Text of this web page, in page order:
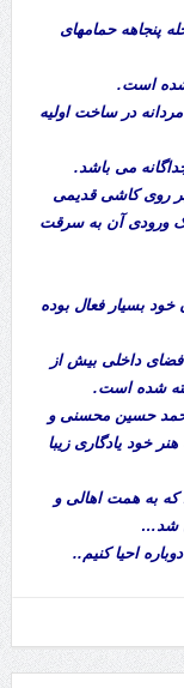
پنجاهه حمامهای
شده است.
در ساخت اولیه
می باشد.
بر روی کاشی قدیمی
ورودی آن به سرقت
بسیار فعال بوده
داخلی بیش از
شده است.
محمد حسین محسنی و
خود یادگاری زیبا
که به همت اهالی و
شد…
احیا کنیم..